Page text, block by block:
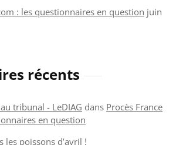
: les questionnaires en question juin
récents
tribunal - LeDIAG dans Procès France
en question
les poissons d’avril !